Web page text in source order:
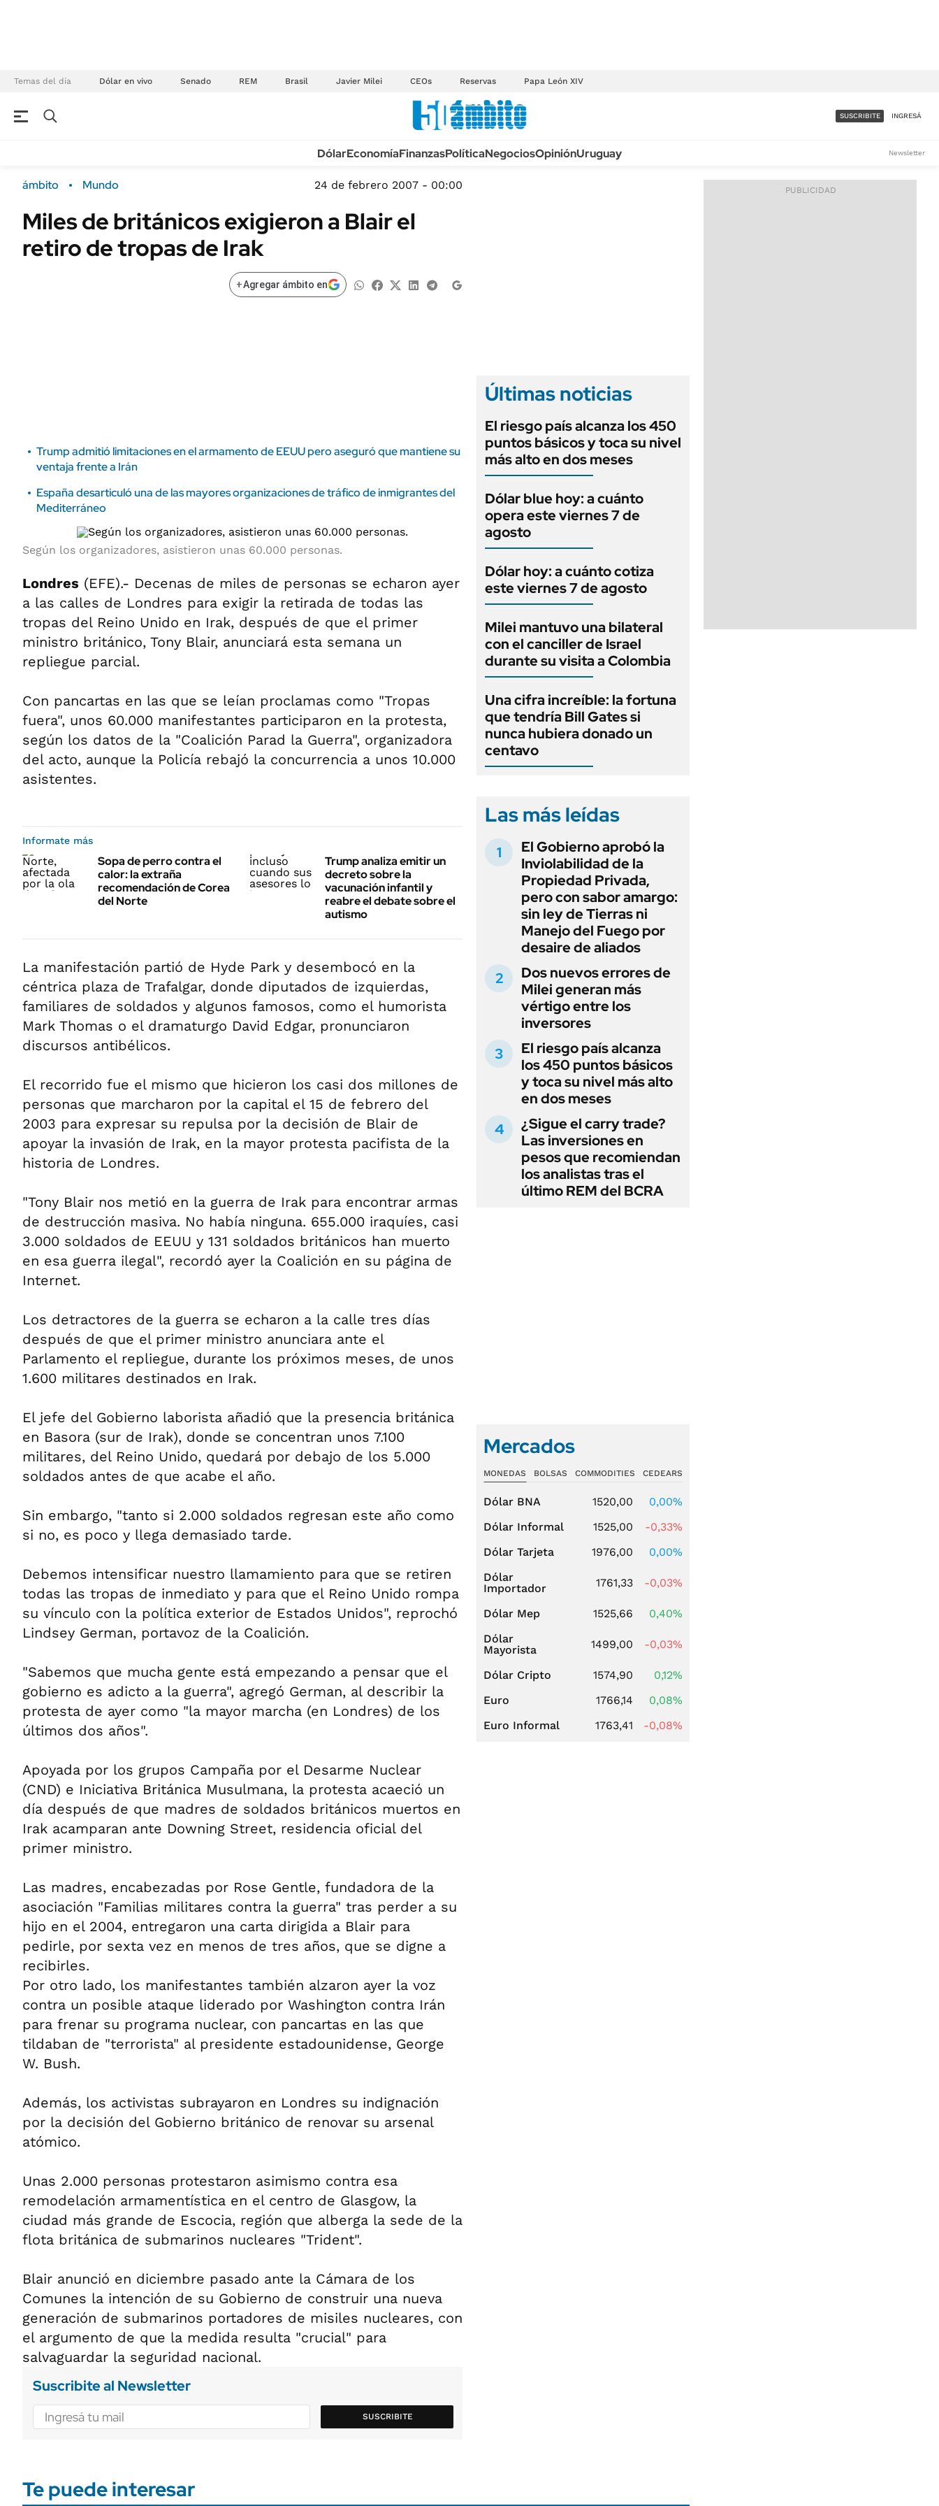
Temas del día Dólar en vivo Senado REM Brasil Javier Milei CEOs Reservas Papa León XIV
Campo
FINANZAS
Sustentabilidad
Seguros
POLÍTICA
TECNOLOGÍA
MÉXICO
MUNDO
ACCESO FULL - $1.800/MES
SUSCRIBITE INGRESÁ
DólarEconomíaFinanzasPolíticaNegociosOpiniónUruguay Newsletter
ámbito Mundo 24 de febrero 2007 - 00:00
Miles de británicos exigieron a Blair el
retiro de tropas de Irak
+Agregar ámbito en
Trump admitió limitaciones en el armamento de EEUU pero aseguró que mantiene su
ventaja frente a Irán
España desarticuló una de las mayores organizaciones de tráfico de inmigrantes del
Mediterráneo
Según los organizadores, asistieron unas 60.000 personas.
Londres (EFE).- Decenas de miles de personas se echaron ayer
a las calles de Londres para exigir la retirada de todas las
tropas del Reino Unido en Irak, después de que el primer
ministro británico, Tony Blair, anunciará esta semana un
repliegue parcial.
Con pancartas en las que se leían proclamas como "Tropas
fuera", unos 60.000 manifestantes participaron en la protesta,
según los datos de la "Coalición Parad la Guerra", organizadora
del acto, aunque la Policía rebajó la concurrencia a unos 10.000
asistentes.
Informate más
Sopa de perro contra el
calor: la extraña
recomendación de Corea
del Norte
Trump analiza emitir un
decreto sobre la
vacunación infantil y
reabre el debate sobre el
autismo
La manifestación partió de Hyde Park y desembocó en la
céntrica plaza de Trafalgar, donde diputados de izquierdas,
familiares de soldados y algunos famosos, como el humorista
Mark Thomas o el dramaturgo David Edgar, pronunciaron
discursos antibélicos.
El recorrido fue el mismo que hicieron los casi dos millones de
personas que marcharon por la capital el 15 de febrero del
2003 para expresar su repulsa por la decisión de Blair de
apoyar la invasión de Irak, en la mayor protesta pacifista de la
historia de Londres.
"Tony Blair nos metió en la guerra de Irak para encontrar armas
de destrucción masiva. No había ninguna. 655.000 iraquíes, casi
3.000 soldados de EEUU y 131 soldados británicos han muerto
en esa guerra ilegal", recordó ayer la Coalición en su página de
Internet.
Los detractores de la guerra se echaron a la calle tres días
después de que el primer ministro anunciara ante el
Parlamento el repliegue, durante los próximos meses, de unos
1.600 militares destinados en Irak.
El jefe del Gobierno laborista añadió que la presencia británica
en Basora (sur de Irak), donde se concentran unos 7.100
militares, del Reino Unido, quedará por debajo de los 5.000
soldados antes de que acabe el año.
Sin embargo, "tanto si 2.000 soldados regresan este año como
si no, es poco y llega demasiado tarde.
Debemos intensificar nuestro llamamiento para que se retiren
todas las tropas de inmediato y para que el Reino Unido rompa
su vínculo con la política exterior de Estados Unidos", reprochó
Lindsey German, portavoz de la Coalición.
"Sabemos que mucha gente está empezando a pensar que el
gobierno es adicto a la guerra", agregó German, al describir la
protesta de ayer como "la mayor marcha (en Londres) de los
últimos dos años".
Apoyada por los grupos Campaña por el Desarme Nuclear
(CND) e Iniciativa Británica Musulmana, la protesta acaeció un
día después de que madres de soldados británicos muertos en
Irak acamparan ante Downing Street, residencia oficial del
primer ministro.
Las madres, encabezadas por Rose Gentle, fundadora de la
asociación "Familias militares contra la guerra" tras perder a su
hijo en el 2004, entregaron una carta dirigida a Blair para
pedirle, por sexta vez en menos de tres años, que se digne a
recibirles.
Por otro lado, los manifestantes también alzaron ayer la voz
contra un posible ataque liderado por Washington contra Irán
para frenar su programa nuclear, con pancartas en las que
tildaban de "terrorista" al presidente estadounidense, George
W. Bush.
Además, los activistas subrayaron en Londres su indignación
por la decisión del Gobierno británico de renovar su arsenal
atómico.
Unas 2.000 personas protestaron asimismo contra esa
remodelación armamentística en el centro de Glasgow, la
ciudad más grande de Escocia, región que alberga la sede de la
flota británica de submarinos nucleares "Trident".
Blair anunció en diciembre pasado ante la Cámara de los
Comunes la intención de su Gobierno de construir una nueva
generación de submarinos portadores de misiles nucleares, con
el argumento de que la medida resulta "crucial" para
salvaguardar la seguridad nacional.
Suscribite al Newsletter
SUSCRIBITE
Últimas noticias
El riesgo país alcanza los 450
puntos básicos y toca su nivel
más alto en dos meses
Dólar blue hoy: a cuánto
opera este viernes 7 de
agosto
Dólar hoy: a cuánto cotiza
este viernes 7 de agosto
Milei mantuvo una bilateral
con el canciller de Israel
durante su visita a Colombia
Una cifra increíble: la fortuna
que tendría Bill Gates si
nunca hubiera donado un
centavo
Las más leídas
El Gobierno aprobó la
Inviolabilidad de la
Propiedad Privada,
pero con sabor amargo:
sin ley de Tierras ni
Manejo del Fuego por
desaire de aliados
Dos nuevos errores de
Milei generan más
vértigo entre los
inversores
El riesgo país alcanza
los 450 puntos básicos
y toca su nivel más alto
en dos meses
¿Sigue el carry trade?
Las inversiones en
pesos que recomiendan
los analistas tras el
último REM del BCRA
Mercados
MONEDAS BOLSAS COMMODITIES CEDEARS
Dólar BNA 1520,00
0,00%
Dólar Informal
1525,00
-0,33%
Dólar Tarjeta
1976,00
0,00%
Dólar
Importador
1761,33 -0,03%
Dólar Mep 1525,66
0,40%
Dólar
Mayorista
1499,00 -0,03%
Dólar Cripto 1574,90
0,12%
Euro
1766,14
0,08%
Euro Informal
1763,41 -0,08%
Te puede interesar